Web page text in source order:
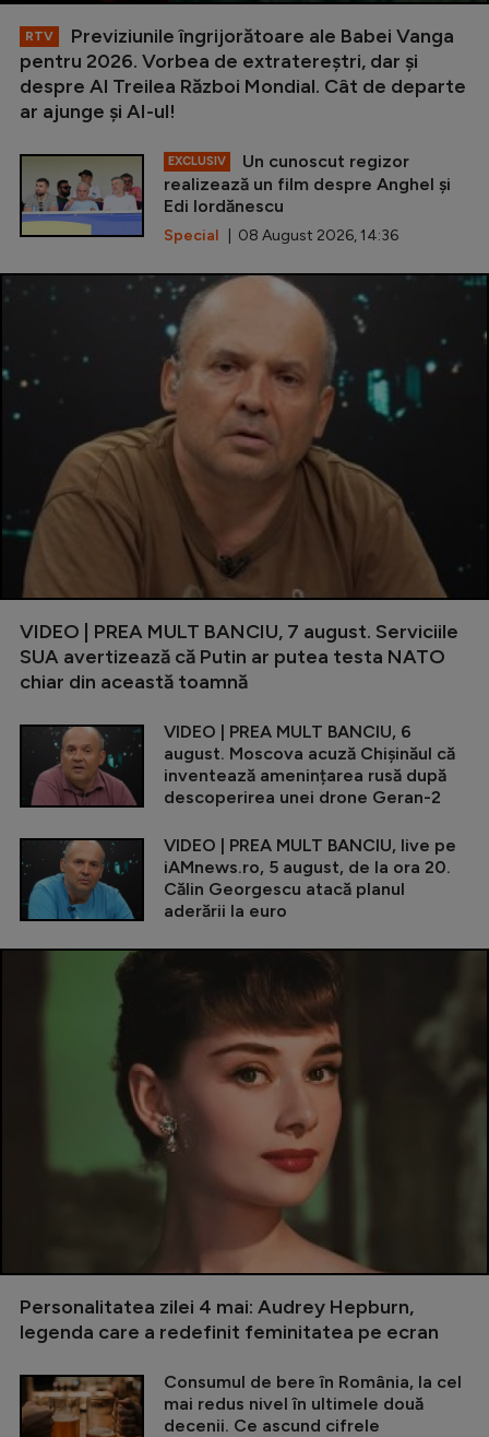
RTV
Previziunile îngrijorătoare ale Babei Vanga
pentru 2026. Vorbea de extratereștri, dar și
despre Al Treilea Război Mondial. Cât de departe
ar ajunge și AI-ul!
EXCLUSIV
Un cunoscut regizor
realizează un film despre Anghel și
Edi Iordănescu
Special | 08 August 2026, 14:36
VIDEO | PREA MULT BANCIU, 7 august. Serviciile
SUA avertizează că Putin ar putea testa NATO
chiar din această toamnă
VIDEO | PREA MULT BANCIU, 6
august. Moscova acuză Chișinăul că
inventează amenințarea rusă după
descoperirea unei drone Geran-2
VIDEO | PREA MULT BANCIU, live pe
iAMnews.ro, 5 august, de la ora 20.
Călin Georgescu atacă planul
aderării la euro
Personalitatea zilei 4 mai: Audrey Hepburn,
legenda care a redefinit feminitatea pe ecran
Consumul de bere în România, la cel
mai redus nivel în ultimele două
decenii. Ce ascund cifrele